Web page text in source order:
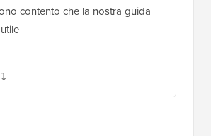
contento che la nostra guida